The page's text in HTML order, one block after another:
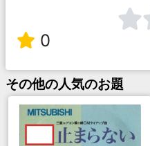
0
その他の人気のお題